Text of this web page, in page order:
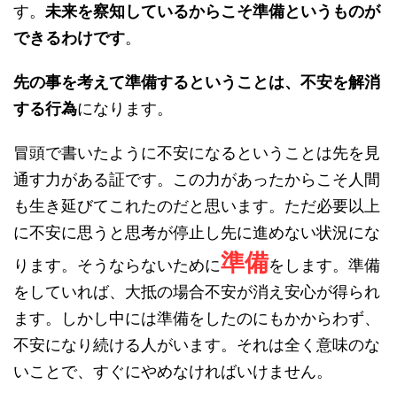
す。 未来を察知しているからこそ準備というものが
できるわけです。
先の事を考えて準備するということは、不安を解消
する行為になります。
冒頭で書いたように不安になるということは先を見
通す力がある証です。この力があったからこそ人間
も生き延びてこれたのだと思います。ただ必要以上
に不安に思うと思考が停止し先に進めない状況にな
ります。そうならないために準備をします。準備
をしていれば、大抵の場合不安が消え安心が得られ
ます。しかし中には準備をしたのにもかからわず、
不安になり続ける人がいます。それは全く意味のな
いことで、すぐにやめなければいけません。